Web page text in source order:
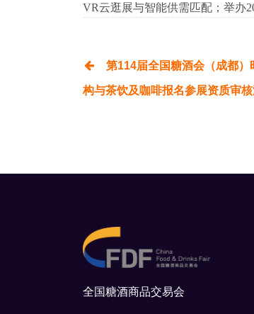
VR云逛展与智能供需匹配；举办
第114届全国糖酒会（成都）
构与茶饮及咖啡报名参展资质审
全国糖酒商品交易会